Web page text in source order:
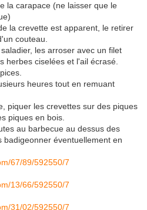
la carapace (ne laisser que le
la crevette est apparent, le retirer
couteau.
les arroser avec un filet
herbes ciselées et l'ail écrasé.
heures tout en remuant
piquer les crevettes sur des piques
piques en bois.
au barbecue au dessus des
badigeonner éventuellement en